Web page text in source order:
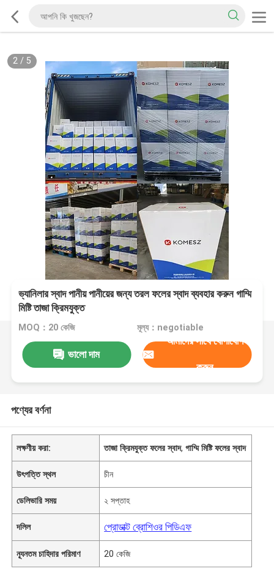
2/ 5
ভ্যানিলার স্বাদ পানীয় পানীয়ের জন্য তরল ফলের স্বাদ ব্যবহার করুন গাম্মি
মিষ্টি তাজা ক্রিমযুক্ত
MOQ：20 কেজি মূল্য：negotiable
ভালো দাম
আমাদের সাথে যোগাযোগ
করুন
পণ্যের বর্ণনা
লক্ষণীয় করা: তাজা ক্রিমযুক্ত ফলের স্বাদ,গাম্মি মিষ্টি ফলের স্বাদ
উৎপত্তি স্থল চীন
ডেলিভারি সময় ২ সপ্তাহ
দলিল প্রোডাক্ট ব্রোশিওর পিডিএফ
ন্যূনতম চাহিদার পরিমাণ 20 কেজি